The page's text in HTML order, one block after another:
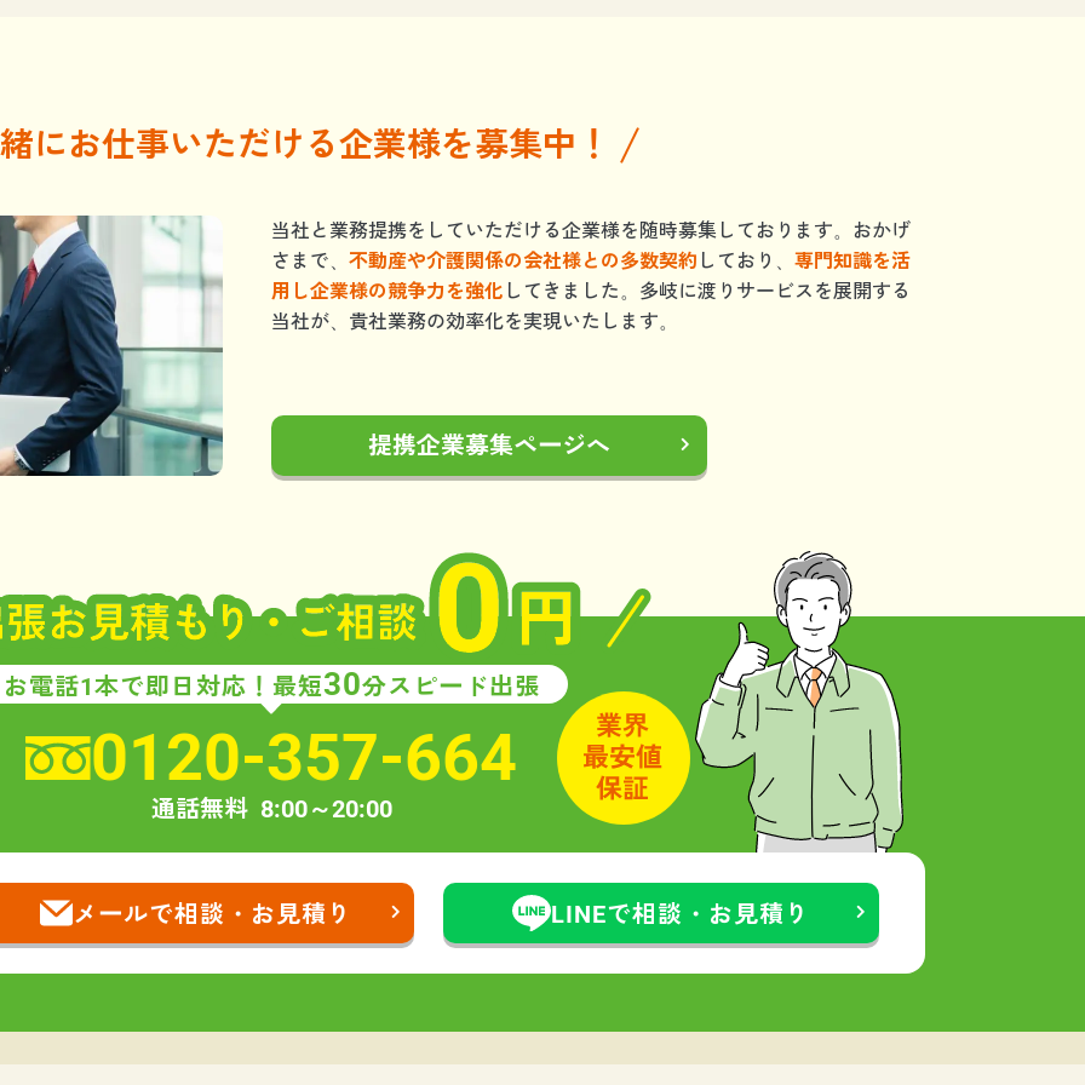
にお仕事いただける企業様を募集中！
当社と業務提携をしていただける企業様を随時募集しております。おかげ
さまで、 不動産や介護関係の会社様との多数契約 しており、 専門知識を活
用し企業様の競争力を強化 してきました。多岐に渡りサービスを展開する
当社が、貴社業務の効率化を実現いたします。
提携企業募集ページへ
お電話1本で即日対応！ 最短30分スピード出張
0120-357-664
通話無料 8:00～20:00
メールで相談・お見積り LINEで相談・お見積り